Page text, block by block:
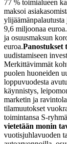
77 % toimialueen
maksoi
9,6 miljoonaa
ja osuusmaksun
euroa.Panostukset
uudistamiseen
Merkittävimmät
puolen huoneiden
loppuvuodesta
käynnistys,
marketin ja
tilamuutokset
toimintansa S-
vietetään monin
vuotisjuhlavuoden